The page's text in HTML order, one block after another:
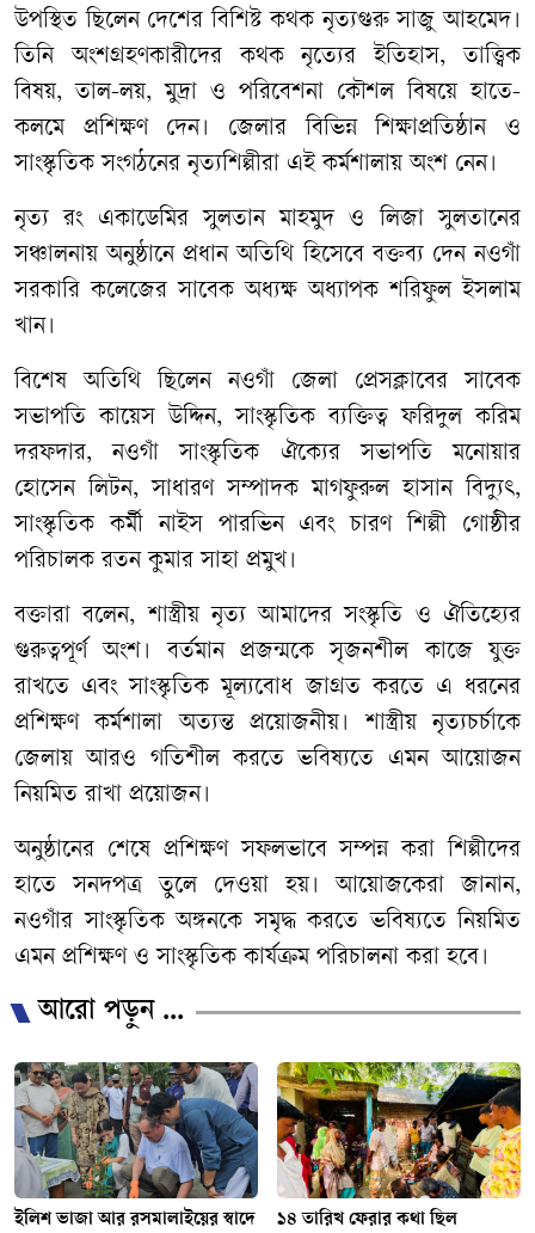
উপস্থিত ছিলেন দেশের বিশিষ্ট কথক নৃত্যগুরু সাজু আহমেদ।
তিনি অংশগ্রহণকারীদের কথক নৃত্যের ইতিহাস, তাত্ত্বিক
বিষয়, তাল-লয়, মুদ্রা ও পরিবেশনা কৌশল বিষয়ে হাতে-
কলমে প্রশিক্ষণ দেন। জেলার বিভিন্ন শিক্ষাপ্রতিষ্ঠান ও
সাংস্কৃতিক সংগঠনের নৃত্যশিল্পীরা এই কর্মশালায় অংশ নেন।
নৃত্য রং একাডেমির সুলতান মাহমুদ ও লিজা সুলতানের
সঞ্চালনায় অনুষ্ঠানে প্রধান অতিথি হিসেবে বক্তব্য দেন নওগাঁ
সরকারি কলেজের সাবেক অধ্যক্ষ অধ্যাপক শরিফুল ইসলাম
খান।
বিশেষ অতিথি ছিলেন নওগাঁ জেলা প্রেসক্লাবের সাবেক
সভাপতি কায়েস উদ্দিন, সাংস্কৃতিক ব্যক্তিত্ব ফরিদুল করিম
দরফদার, নওগাঁ সাংস্কৃতিক ঐক্যের সভাপতি মনোয়ার
হোসেন লিটন, সাধারণ সম্পাদক মাগফুরুল হাসান বিদ্যুৎ,
সাংস্কৃতিক কর্মী নাইস পারভিন এবং চারণ শিল্পী গোষ্ঠীর
পরিচালক রতন কুমার সাহা প্রমুখ।
বক্তারা বলেন, শাস্ত্রীয় নৃত্য আমাদের সংস্কৃতি ও ঐতিহ্যের
গুরুত্বপূর্ণ অংশ। বর্তমান প্রজন্মকে সৃজনশীল কাজে যুক্ত
রাখতে এবং সাংস্কৃতিক মূল্যবোধ জাগ্রত করতে এ ধরনের
প্রশিক্ষণ কর্মশালা অত্যন্ত প্রয়োজনীয়। শাস্ত্রীয় নৃত্যচর্চাকে
জেলায় আরও গতিশীল করতে ভবিষ্যতে এমন আয়োজন
নিয়মিত রাখা প্রয়োজন।
অনুষ্ঠানের শেষে প্রশিক্ষণ সফলভাবে সম্পন্ন করা শিল্পীদের
হাতে সনদপত্র তুলে দেওয়া হয়। আয়োজকেরা জানান,
নওগাঁর সাংস্কৃতিক অঙ্গনকে সমৃদ্ধ করতে ভবিষ্যতে নিয়মিত
এমন প্রশিক্ষণ ও সাংস্কৃতিক কার্যক্রম পরিচালনা করা হবে।
আরো পড়ুন ...
ইলিশ ভাজা আর রসমালাইয়ের স্বাদে
১৪ তারিখ ফেরার কথা ছিল